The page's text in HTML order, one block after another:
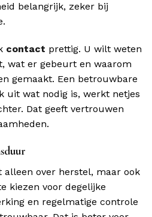
belangrijk, zeker bij
contact prettig. U wilt weten
wat er gebeurt en waarom
gemaakt. Een betrouwbare
uit wat nodig is, werkt netjes
Dat geeft vertrouwen
alleen over herstel, maar ook
kiezen voor degelijke
en regelmatige controle